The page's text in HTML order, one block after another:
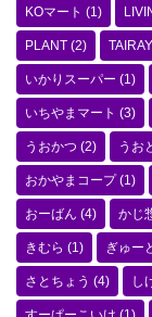
KOマート (1)
PLANT (2)
いかりスーパー (1)
いちやまマート (3)
うおかつ (2) うお
おかやまコープ(1)
おーばん (4) かじ
きむら (1) ぎゅー
さとちょう (4) し